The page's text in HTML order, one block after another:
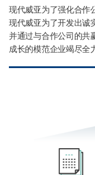
现代威亚为了强化合作
现代威亚为了开发出诚
并通过与合作公司的共
成长的模范企业竭尽全